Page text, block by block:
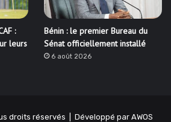
:
leurs
Bénin : le premier Bureau du
Sénat officiellement installé
6 août 2026
droits réservés | Développé par AWOS